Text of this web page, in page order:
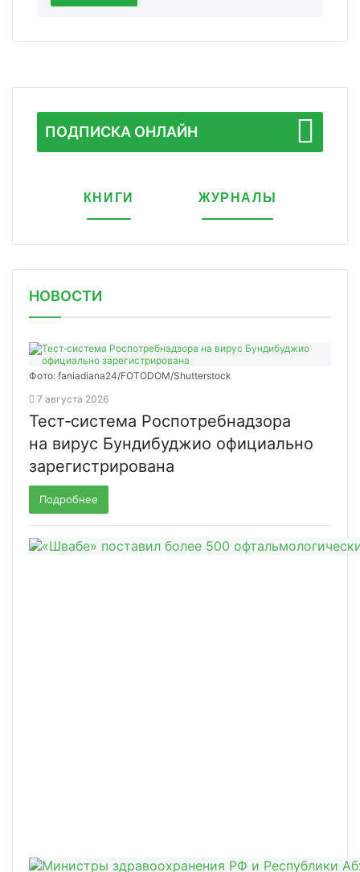
ПОДПИСКА ОНЛАЙН
КНИГИ ЖУРНАЛЫ
НОВОСТИ
Фото: faniadiana24/FOTODOM/Shutterstock
7 августа 2026
Тест‑система Роспотребнадзора
на вирус Бундибуджио официально
зарегистрирована
Подробнее